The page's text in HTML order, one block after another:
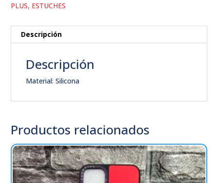
PLUS, ESTUCHES
Descripción
Descripción
Material: Silicona
Productos relacionados